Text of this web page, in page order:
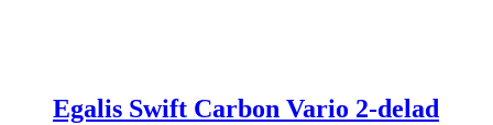
Egalis Swift Carbon Vario 2-delad